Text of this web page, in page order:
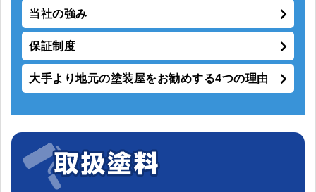
当社の強み
保証制度
大手より地元の塗装屋をお勧めする4つの理由